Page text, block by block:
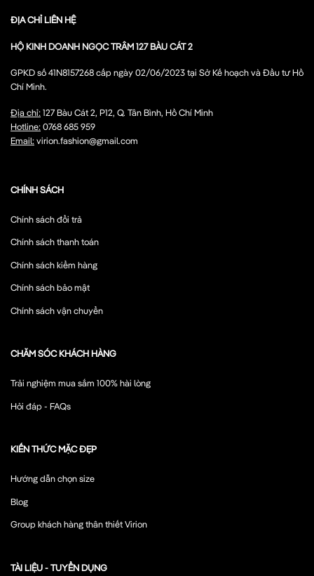
ĐỊA CHỈ LIÊN HỆ
HỘ KINH DOANH NGỌC TRÂM 127 BÀU CÁT 2
GPKD số 41N8157268 cấp ngày 02/06/2023 tại Sở Kế hoạch và Đầu tư Hồ
Chí Minh.
Địa chỉ:127 Bàu Cát 2, P12, Q. Tân Bình, Hồ Chí Minh
Hotline:0768 685 959
Email:virion.fashion@gmail.com
CHÍNH SÁCH
Chính sách đổi trả
Chính sách thanh toán
Chính sách kiểm hàng
Chính sách bảo mật
Chính sách vận chuyển
CHĂM SÓC KHÁCH HÀNG
Trải nghiệm mua sắm 100% hài lòng
Hỏi đáp - FAQs
KIẾN THỨC MẶC ĐẸP
Hướng dẫn chọn size
Blog
Group khách hàng thân thiết Virion
TÀI LIỆU - TUYỂN DỤNG